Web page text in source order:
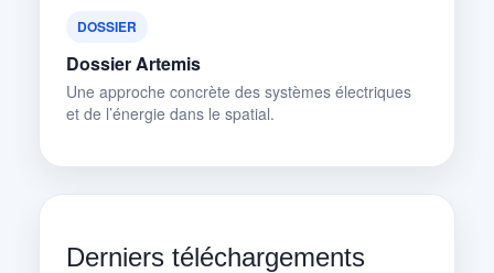
DOSSIER
Dossier Artemis
Une approche concrète des systèmes électriques
et de l’énergie dans le spatial.
Derniers téléchargements